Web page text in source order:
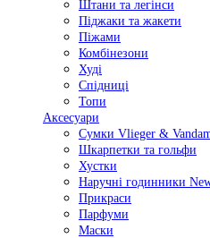
Штани та легінси
Піджаки та жакети
Піжами
Комбінезони
Худі
Спідниці
Топи
Аксесуари
Сумки Vlieger &
Шкарпетки та гольфи
Хустки
Наручні годинники
Прикраси
Парфуми
Маски